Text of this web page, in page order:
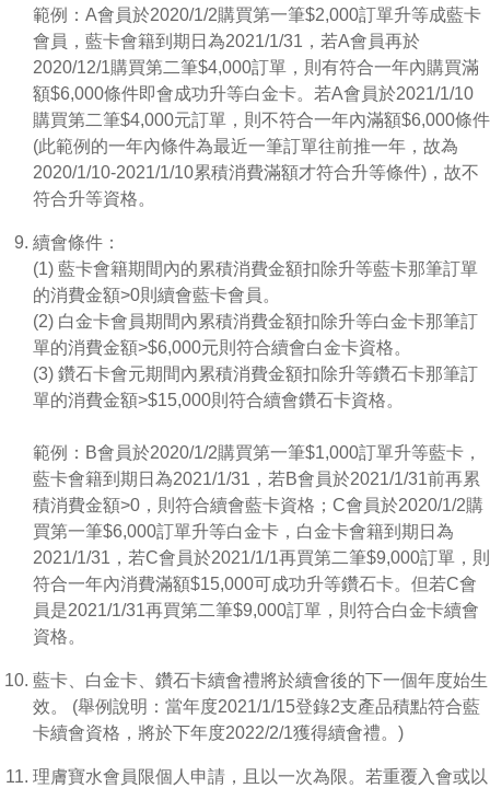
範例：A會員於2020/1/2購買第一筆$2,000訂單升等成藍卡
會員，藍卡會籍到期日為2021/1/31，若A會員再於
2020/12/1購買第二筆$4,000訂單，則有符合一年內購買滿
額$6,000條件即會成功升等白金卡。若A會員於2021/1/10
購買第二筆$4,000元訂單，則不符合一年內滿額$6,000條件
(此範例的一年內條件為最近一筆訂單往前推一年，故為
2020/1/10-2021/1/10累積消費滿額才符合升等條件)，故不
符合升等資格。
續會條件：
(1) 藍卡會籍期間內的累積消費金額扣除升等藍卡那筆訂單
的消費金額>0則續會藍卡會員。
(2) 白金卡會員期間內累積消費金額扣除升等白金卡那筆訂
單的消費金額>$6,000元則符合續會白金卡資格。
(3) 鑽石卡會元期間內累積消費金額扣除升等鑽石卡那筆訂
單的消費金額>$15,000則符合續會鑽石卡資格。
範例：B會員於2020/1/2購買第一筆$1,000訂單升等藍卡，
藍卡會籍到期日為2021/1/31，若B會員於2021/1/31前再累
積消費金額>0，則符合續會藍卡資格；C會員於2020/1/2購
買第一筆$6,000訂單升等白金卡，白金卡會籍到期日為
2021/1/31，若C會員於2021/1/1再買第二筆$9,000訂單，則
符合一年內消費滿額$15,000可成功升等鑽石卡。但若C會
員是2021/1/31再買第二筆$9,000訂單，則符合白金卡續會
資格。
藍卡、白金卡、鑽石卡續會禮將於續會後的下一個年度始生
效。 (舉例說明：當年度2021/1/15登錄2支產品積點符合藍
卡續會資格，將於下年度2022/2/1獲得續會禮。)
理膚寶水會員限個人申請，且以一次為限。若重覆入會或以